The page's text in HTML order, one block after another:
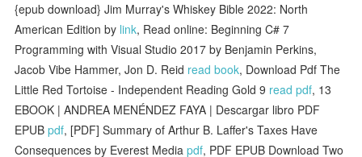
{epub download} Jim Murray's Whiskey Bible 2022: North
American Edition by link, Read online: Beginning C# 7
Programming with Visual Studio 2017 by Benjamin Perkins,
Jacob Vibe Hammer, Jon D. Reid read book, Download Pdf The
Little Red Tortoise - Independent Reading Gold 9 read pdf, 13
EBOOK | ANDREA MENÉNDEZ FAYA | Descargar libro PDF
EPUBpdf, [PDF] Summary of Arthur B. Laffer's Taxes Have
Consequences by Everest Mediapdf, PDF EPUB Download Two